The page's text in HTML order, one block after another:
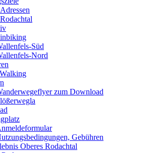
Süd
Nord
zum Download
Gebühren
Oberes Rodachtal